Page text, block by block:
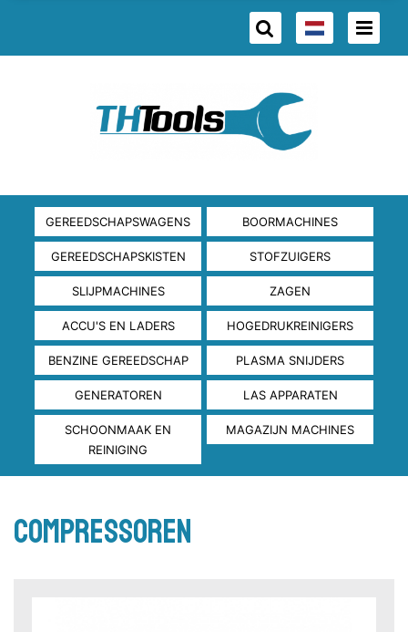
GEREEDSCHAPSWAGENS BOORMACHINES
GEREEDSCHAPSKISTEN STOFZUIGERS
SLIJPMACHINES ZAGEN
ACCU'S EN LADERS HOGEDRUKREINIGERS
BENZINE GEREEDSCHAP PLASMA SNIJDERS
GENERATOREN LAS APPARATEN
SCHOONMAAK EN
REINIGING
MAGAZIJN MACHINES
compressoren